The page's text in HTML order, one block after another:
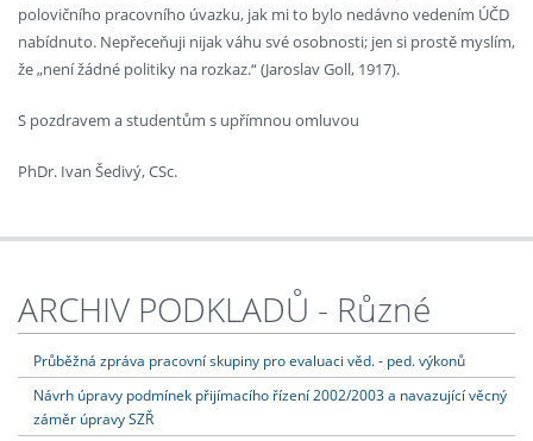
polovičního pracovního úvazku, jak mi to bylo nedávno vedením ÚČD
nabídnuto. Nepřeceňuji nijak váhu své osobnosti; jen si prostě myslím,
že „není žádné politiky na rozkaz.“ (Jaroslav Goll, 1917).
S pozdravem a studentům s upřímnou omluvou
PhDr. Ivan Šedivý, CSc.
ARCHIV PODKLADŮ - Různé
Průběžná zpráva pracovní skupiny pro evaluaci věd. - ped. výkonů
Návrh úpravy podmínek přijímacího řízení 2002/2003 a navazující věcný
záměr úpravy SZŘ